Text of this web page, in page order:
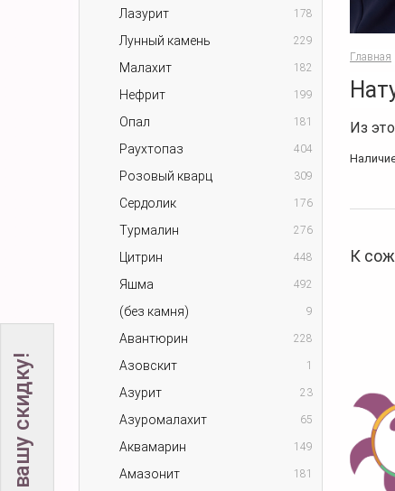
Лазурит 178
Лунный камень 229
Малахит 182
Нефрит 199
Опал 181
Раухтопаз 404
Розовый кварц 309
Сердолик 176
Турмалин 276
Цитрин 448
Яшма 492
(без камня) 9
Авантюрин 228
Азовскит 1
Азурит 23
Азуромалахит 65
Аквамарин 149
Амазонит 181
Главная
Из
К